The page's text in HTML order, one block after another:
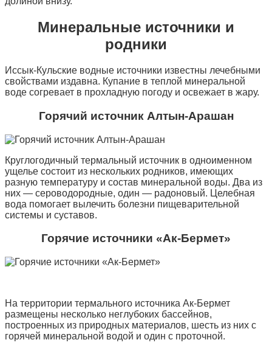
Минеральные источники и
родники
Иссык-Кульские водные источники известны лечебными
свойствами издавна. Купание в теплой минеральной
воде согревает в прохладную погоду и освежает в жару.
Горячий источник Алтын-Арашан
Круглогодичный термальный источник в одноименном
ущелье состоит из нескольких родников, имеющих
разную температуру и состав минеральной воды. Два из
них — сероводородные, один — радоновый. Целебная
вода помогает вылечить болезни пищеварительной
системы и суставов.
Горячие источники «Ак-Бермет»
На территории термального источника Ак-Бермет
размещены несколько неглубоких бассейнов,
построенных из природных материалов, шесть из них с
горячей минеральной водой и один с проточной.